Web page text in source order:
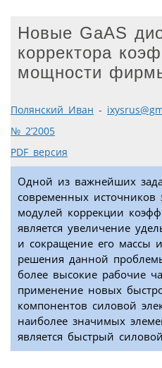
Новые GaAS
корректора
мощности
Полянский Иван -
№ 2’2005
PDF версия
Одной из важнейших
современных источников
модулей коррекции
является увеличение
и сокращение его массы
решения данной
более высокие рабочие
применение новых
компонентов силовой
наиболее значимых
является быстрый